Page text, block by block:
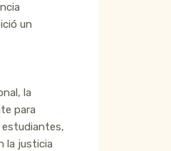
un
la
para
estudiantes,
la justicia